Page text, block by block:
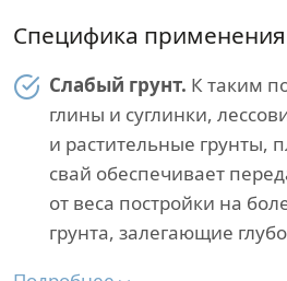
Специфика применения
Слабый грунт. К таким
глины и суглинки,
и растительные грунты,
свай обеспечивает
от веса постройки на
грунта, залегающие